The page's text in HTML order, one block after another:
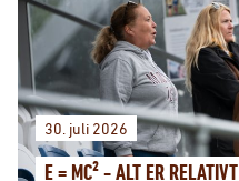
30. juli 2026
E = MC² - ALT ER RELATIVT